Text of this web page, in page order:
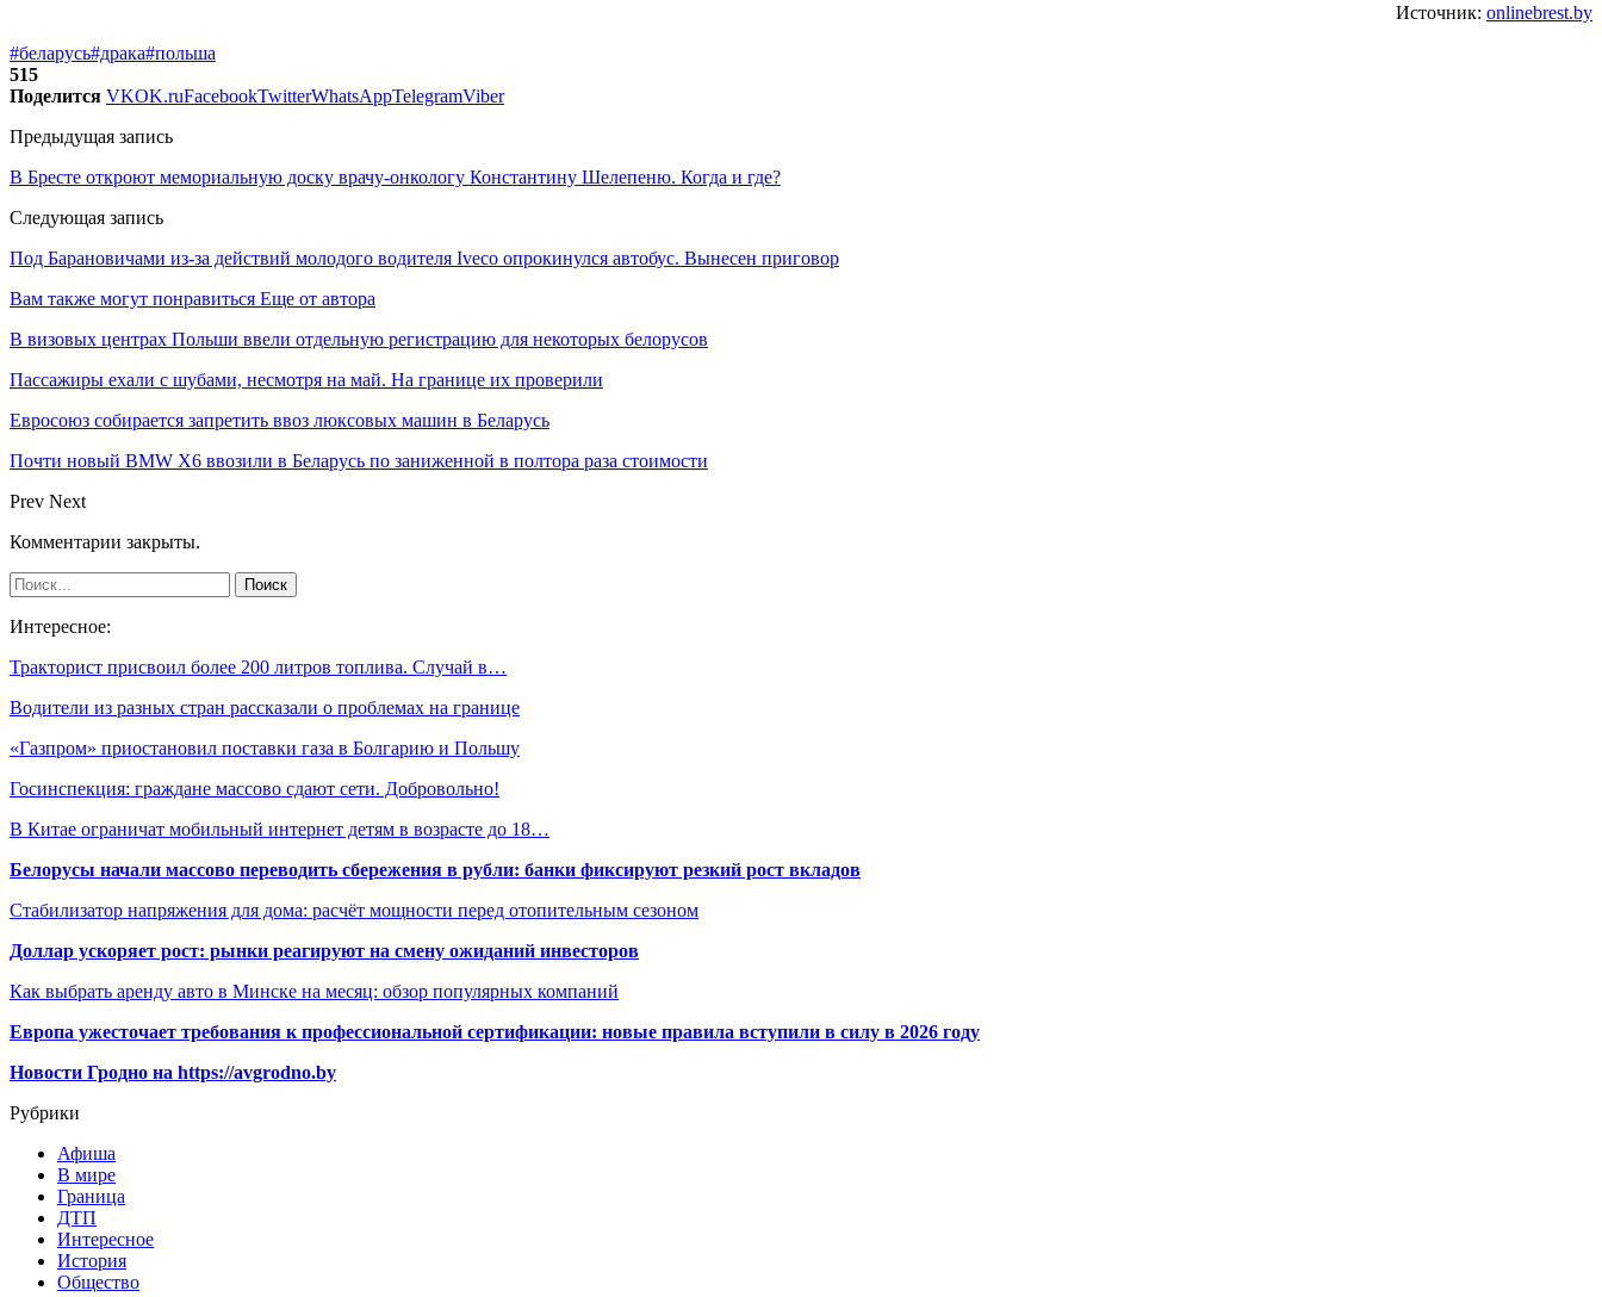
Источник: onlinebrest.by
#беларусь#драка#польша
515
Поделится VKOK.ruFacebookTwitterWhatsAppTelegramViber
Предыдущая запись
В Бресте откроют мемориальную доску врачу-онкологу Константину Шелепеню. Когда и где?
Следующая запись
Под Барановичами из-за действий молодого водителя Iveсо опрокинулся автобус. Вынесен приговор
Вам также могут понравиться Еще от автора
В визовых центрах Польши ввели отдельную регистрацию для некоторых белорусов
Пассажиры ехали с шубами, несмотря на май. На границе их проверили
Евросоюз собирается запретить ввоз люксовых машин в Беларусь
Почти новый BMW X6 ввозили в Беларусь по заниженной в полтора раза стоимости
Prev Next
Комментарии закрыты.
Интересное:
Тракторист присвоил более 200 литров топлива. Случай в…
Водители из разных стран рассказали о проблемах на границе
«Газпром» приостановил поставки газа в Болгарию и Польшу
Госинспекция: граждане массово сдают сети. Добровольно!
В Китае ограничат мобильный интернет детям в возрасте до 18…
Белорусы начали массово переводить сбережения в рубли: банки фиксируют резкий рост вкладов
Стабилизатор напряжения для дома: расчёт мощности перед отопительным сезоном
Доллар ускоряет рост: рынки реагируют на смену ожиданий инвесторов
Как выбрать аренду авто в Минске на месяц: обзор популярных компаний
Европа ужесточает требования к профессиональной сертификации: новые правила вступили в силу в 2026 году
Новости Гродно на https://avgrodno.by
Рубрики
Афиша
В мире
Граница
ДТП
Интересное
История
Общество